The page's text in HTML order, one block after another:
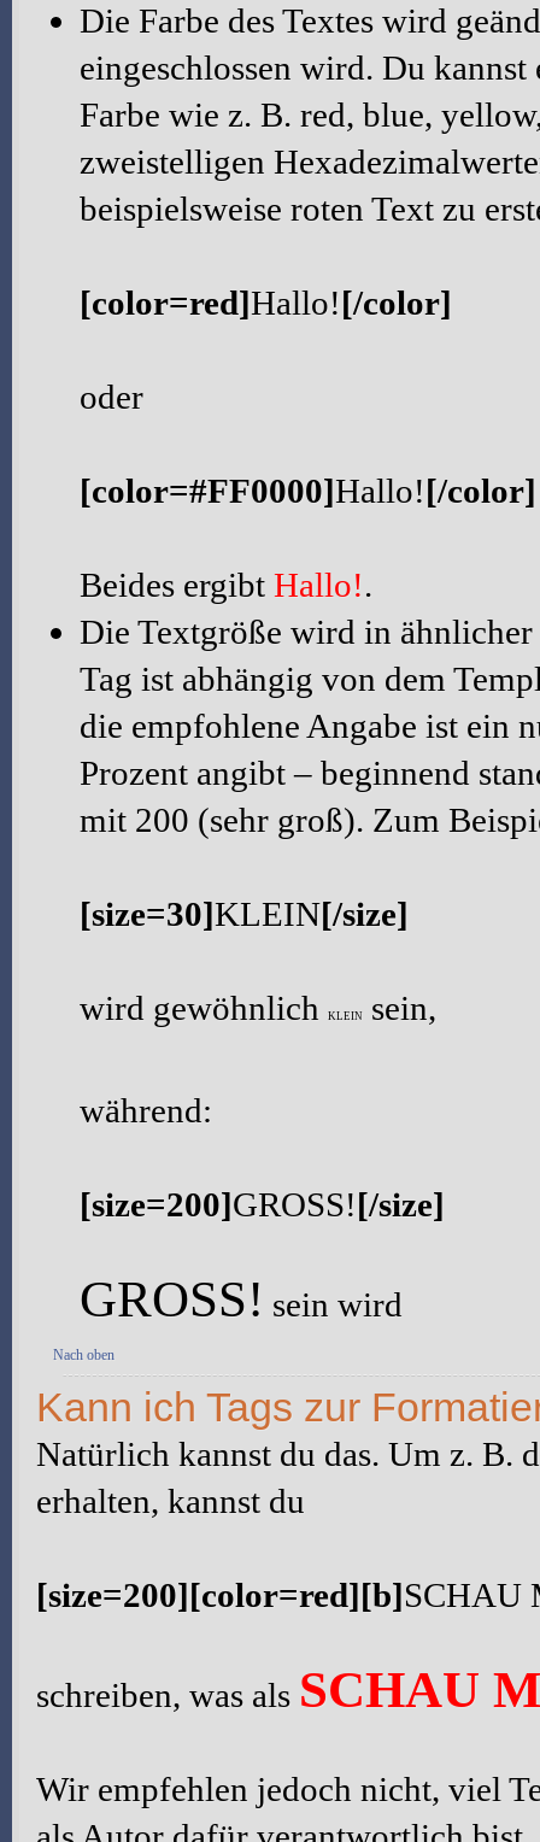
Die Farbe des Textes wird
eingeschlossen wird. Du
Farbe wie z. B. red, blue,
zweistelligen
beispielsweise roten Text zu
[color=red]Hallo![/color]
oder
[color=#FF0000]Hallo![/color]
Beides ergibt Hallo!.
Die Textgröße wird in
Tag ist abhängig von dem
die empfohlene Angabe ist ein
Prozent angibt – beginnend
mit 200 (sehr groß). Zum
[size=30]KLEIN[/size]
wird gewöhnlich KLEIN sein,
während:
[size=200]GROSS![/size]
GROSS! sein wird
Nach oben
Kann ich Tags zur
Natürlich kannst du das. Um z. B.
erhalten, kannst du
[size=200][color=red][b]SCHAU
schreiben, was als SCHAU
Wir empfehlen jedoch nicht, viel